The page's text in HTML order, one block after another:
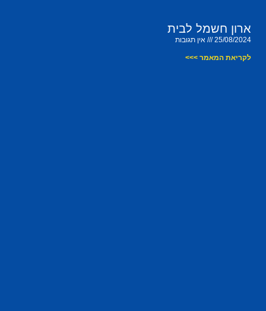
ארון חשמל לבית
25/08/2024 אין תגובות
לקריאת המאמר >>>